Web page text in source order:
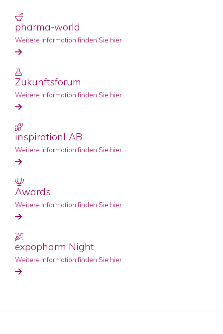
pharma-world
Weitere Information finden Sie hier
Zukunftsforum
Weitere Information finden Sie hier
inspirationLAB
Weitere Information finden Sie hier
Awards
Weitere Information finden Sie hier
expopharm Night
Weitere Information finden Sie hier